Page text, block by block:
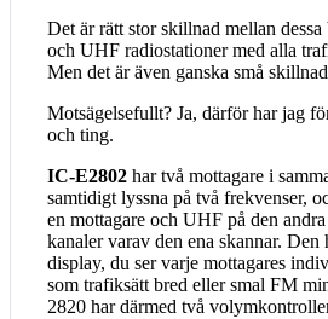
Det är rätt stor skillnad mellan
och UHF radiostationer med alla
Men det är även ganska små
Motsägelsefullt? Ja, därför har jag
och ting.
IC-E2802 har två mottagare i
samtidigt lyssna på två frekvenser,
en mottagare och UHF på den
kanaler varav den ena skannar. Den
display, du ser varje mottagares
som trafiksätt bred eller smal FM
2820 har därmed två